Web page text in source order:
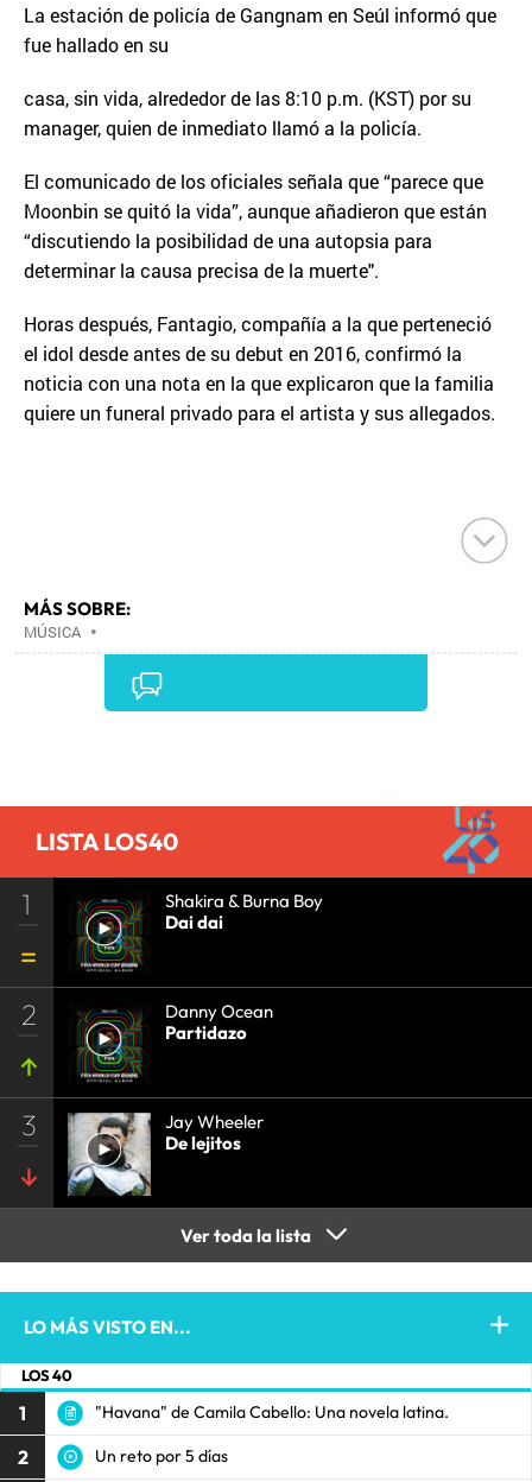
La estación de policía de Gangnam en Seúl informó que
fue hallado en su
casa, sin vida, alrededor de las 8:10 p.m. (KST) por su
manager, quien de inmediato llamó a la policía.
El comunicado de los oficiales señala que “parece que
Moonbin se quitó la vida”, aunque añadieron que están
“discutiendo la posibilidad de una autopsia para
determinar la causa precisa de la muerte".
Horas después, Fantagio, compañía a la que perteneció
el idol desde antes de su debut en 2016, confirmó la
noticia con una nota en la que explicaron que la familia
quiere un funeral privado para el artista y sus allegados.
MÁS SOBRE:
MÚSICA •
LISTA LOS40
1
Shakira & Burna Boy
Dai dai
2
Danny Ocean
Partidazo
3
Jay Wheeler
De lejitos
Ver toda la lista
LO MÁS VISTO EN...
LOS 40
1 "Havana" de Camila Cabello: Una novela latina.
2 Un reto por 5 días